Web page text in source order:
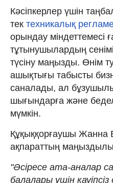
Кәсіпкерлер үшін
тек техникалық
орындау міндеттемесі
тұтынушылардың
түсіну маңызды. Өнім
ашықтығы табысты
саналады, ал
шығындарға және
мүмкін.
Құқыққорғаушы Жанна
ақпараттың
"Әсіресе ата-аналар
балалары үшін қауіпсіз